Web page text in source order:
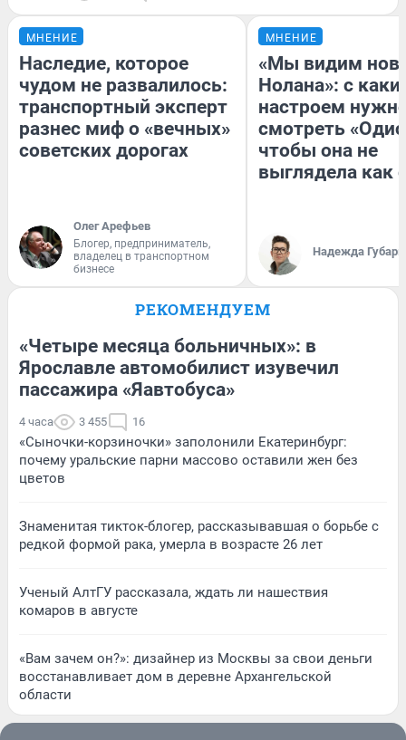
МНЕНИЕ
Наследие, которое
чудом не развалилось:
транспортный эксперт
разнес миф о «вечных»
советских дорогах
Олег Арефьев
Блогер, предприниматель,
владелец в транспортном
бизнесе
МНЕНИЕ
«Мы видим
Нолана»: с
настроем
смотреть
чтобы она не
выглядела как
Надежда Губарь
РЕКОМЕНДУЕМ
«Четыре месяца больничных»: в
Ярославле автомобилист изувечил
пассажира «Яавтобуса»
4 часа 3 455 16
«Сыночки-корзиночки» заполонили Екатеринбург:
почему уральские парни массово оставили жен без
цветов
Знаменитая тикток-блогер, рассказывавшая о борьбе с
редкой формой рака, умерла в возрасте 26 лет
Ученый АлтГУ рассказала, ждать ли нашествия
комаров в августе
«Вам зачем он?»: дизайнер из Москвы за свои деньги
восстанавливает дом в деревне Архангельской
области